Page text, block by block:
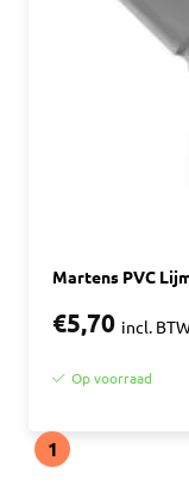
Martens PVC
€5,70 incl.
Op voorraad
1